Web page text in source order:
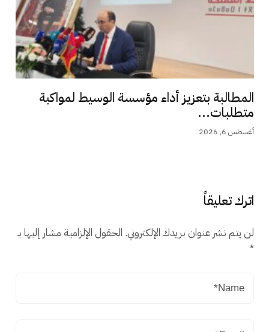
المطالبة بتعزيز أداء مؤسسة الوسيط لمواكبة
متطلبات...
أغسطس 6, 2026
اترك تعليقاً
لن يتم نشر عنوان بريدك الإلكتروني. الحقول الإلزامية مشار إليها بـ
*